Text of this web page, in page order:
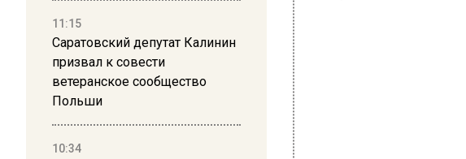
11:15
Саратовский депутат Калинин
призвал к совести
ветеранское сообщество
Польши
10:34